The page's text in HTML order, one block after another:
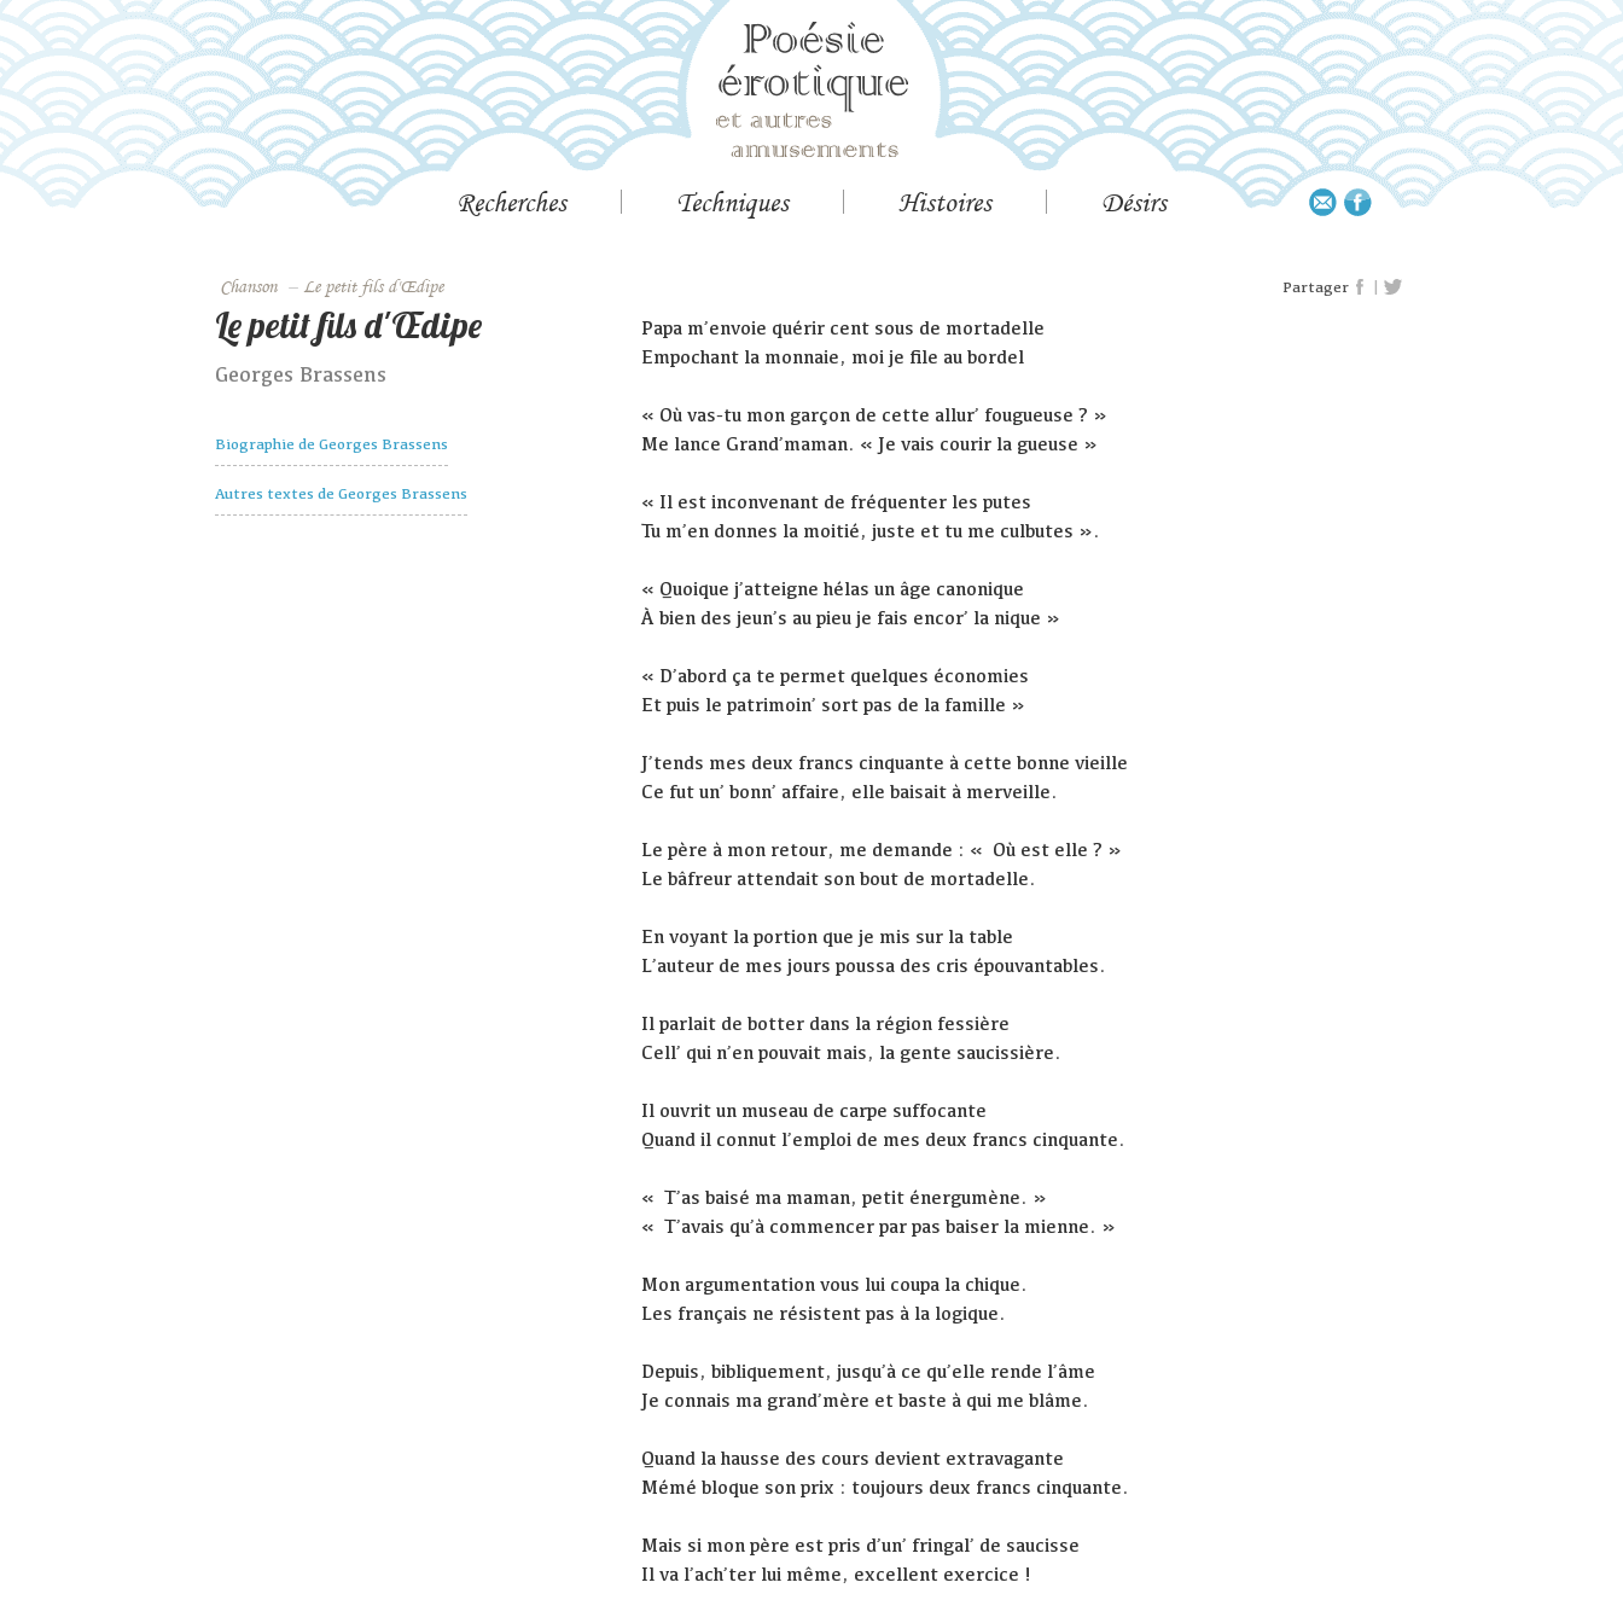
Recherches Techniques Histoires Désirs
Chanson – Le petit fils d'Œdipe Partager |
Le petit fils d'Œdipe
Georges Brassens
Biographie de Georges Brassens
Autres textes de Georges Brassens
Papa m’envoie quérir cent sous de mortadelle
Empochant la monnaie, moi je file au bordel
« Où vas-tu mon garçon de cette allur’ fougueuse ? »
Me lance Grand’maman. « Je vais courir la gueuse »
« Il est inconvenant de fréquenter les putes
Tu m’en donnes la moitié, juste et tu me culbutes ».
« Quoique j’atteigne hélas un âge canonique
À bien des jeun’s au pieu je fais encor’ la nique »
« D’abord ça te permet quelques économies
Et puis le patrimoin’ sort pas de la famille »
J’tends mes deux francs cinquante à cette bonne vieille
Ce fut un’ bonn’ affaire, elle baisait à merveille.
Le père à mon retour, me demande : « Où est elle ? »
Le bâfreur attendait son bout de mortadelle.
En voyant la portion que je mis sur la table
L’auteur de mes jours poussa des cris épouvantables.
Il parlait de botter dans la région fessière
Cell’ qui n’en pouvait mais, la gente saucissière.
Il ouvrit un museau de carpe suffocante
Quand il connut l’emploi de mes deux francs cinquante.
« T’as baisé ma maman, petit énergumène. »
« T’avais qu’à commencer par pas baiser la mienne. »
Mon argumentation vous lui coupa la chique.
Les français ne résistent pas à la logique.
Depuis, bibliquement, jusqu’à ce qu’elle rende l’âme
Je connais ma grand’mère et baste à qui me blâme.
Quand la hausse des cours devient extravagante
Mémé bloque son prix : toujours deux francs cinquante.
Mais si mon père est pris d’un’ fringal’ de saucisse
Il va l’ach’ter lui même, excellent exercice !